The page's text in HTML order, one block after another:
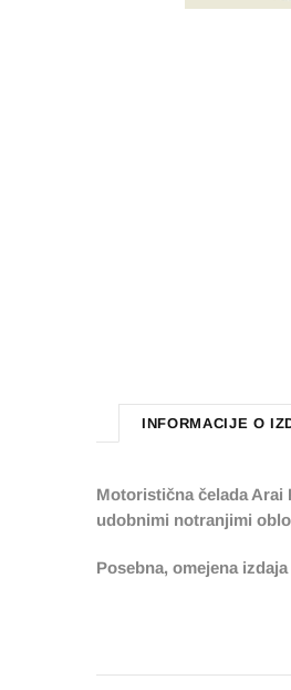
INFORMACIJE O
Motoristična čelada Arai
udobnimi notranjimi
Posebna, omejena